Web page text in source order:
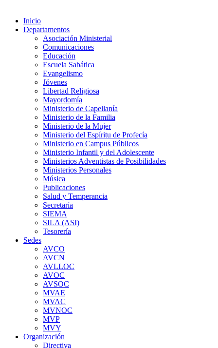
Inicio
Departamentos
Asociación Ministerial
Comunicaciones
Educación
Escuela Sabática
Evangelismo
Jóvenes
Libertad Religiosa
Mayordomía
Ministerio de Capellanía
Ministerio de la Familia
Ministerio de la Mujer
Ministerio del Espíritu de Profecía
Ministerio en Campus Públicos
Ministerio Infantil y del Adolescente
Ministerios Adventistas de Posibilidades
Ministerios Personales
Música
Publicaciones
Salud y Temperancia
Secretaría
SIEMA
SILA (ASI)
Tesorería
Sedes
AVCO
AVCN
AVLLOC
AVOC
AVSOC
MVAE
MVAC
MVNOC
MVP
MVY
Organización
Directiva